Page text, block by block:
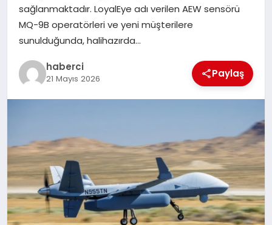
sağlanmaktadır. LoyalEye adı verilen AEW sensörü
MQ-9B operatörleri ve yeni müşterilere
sunulduğunda, halihazırda…
haberci
21 Mayıs 2026 Paylaş